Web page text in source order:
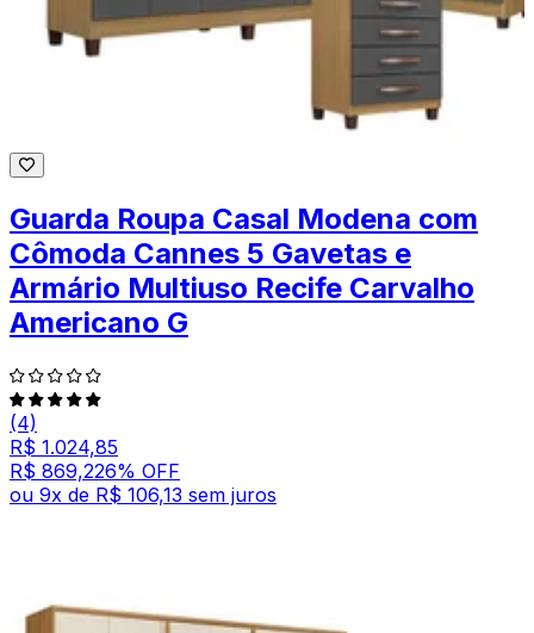
Guarda Roupa Casal Modena com
Cômoda Cannes 5 Gavetas e
Armário Multiuso Recife Carvalho
Americano G
(4)
R$ 1.024,85
R$ 869,226% OFF
ou 9x de R$ 106,13 sem juros